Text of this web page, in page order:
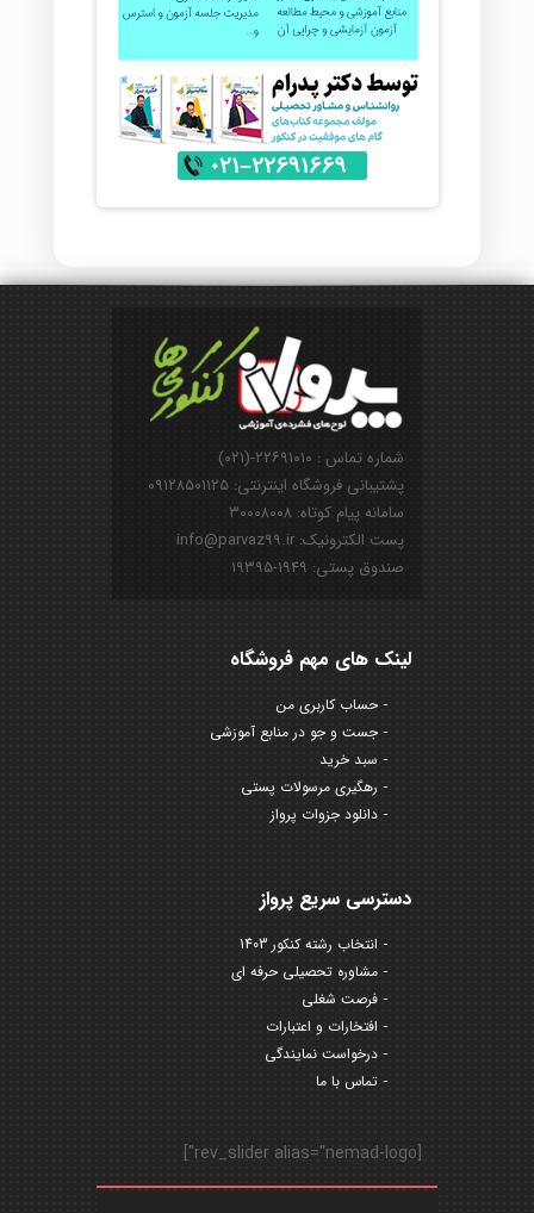
شماره تماس : ۲۲۶۹۱۰۱۰-(۰۲۱)
پشتیبانی فروشگاه اینترنتی: ۰۹۱۲۸۵۰۱۱۲۵
سامانه پیام کوتاه: ۳۰۰۰۸۰۰۸
پست الکترونیک: info@parvaz99.ir
صندوق پستی: ۱۹۴۹-۱۹۳۹۵
لینک های مهم فروشگاه
حساب کاربری من
جست و جو در منابع آموزشی
سبد خرید
رهگیری مرسولات پستی
دانلود جزوات پرواز
دسترسی سریع پرواز
انتخاب رشته کنکور 1403
مشاوره تحصیلی حرفه ای
فرصت شغلی
افتخارات و اعتبارات
درخواست نمایندگی
تماس با ما
[rev_slider alias="nemad-logo"]